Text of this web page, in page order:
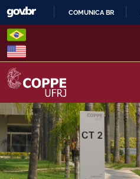
Skip
content
O
COMUNICA BR
COPPE – UFRJ